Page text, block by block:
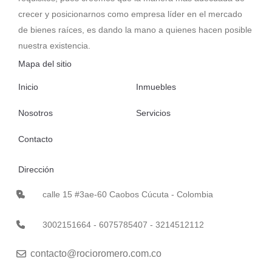
crecer y posicionarnos como empresa líder en el mercado
de bienes raíces, es dando la mano a quienes hacen posible
nuestra existencia.
Mapa del sitio
Inicio Inmuebles
Nosotros Servicios
Contacto
Dirección
calle 15 #3ae-60 Caobos Cúcuta - Colombia
3002151664 - 6075785407 - 3214512112
contacto@rocioromero.com.co